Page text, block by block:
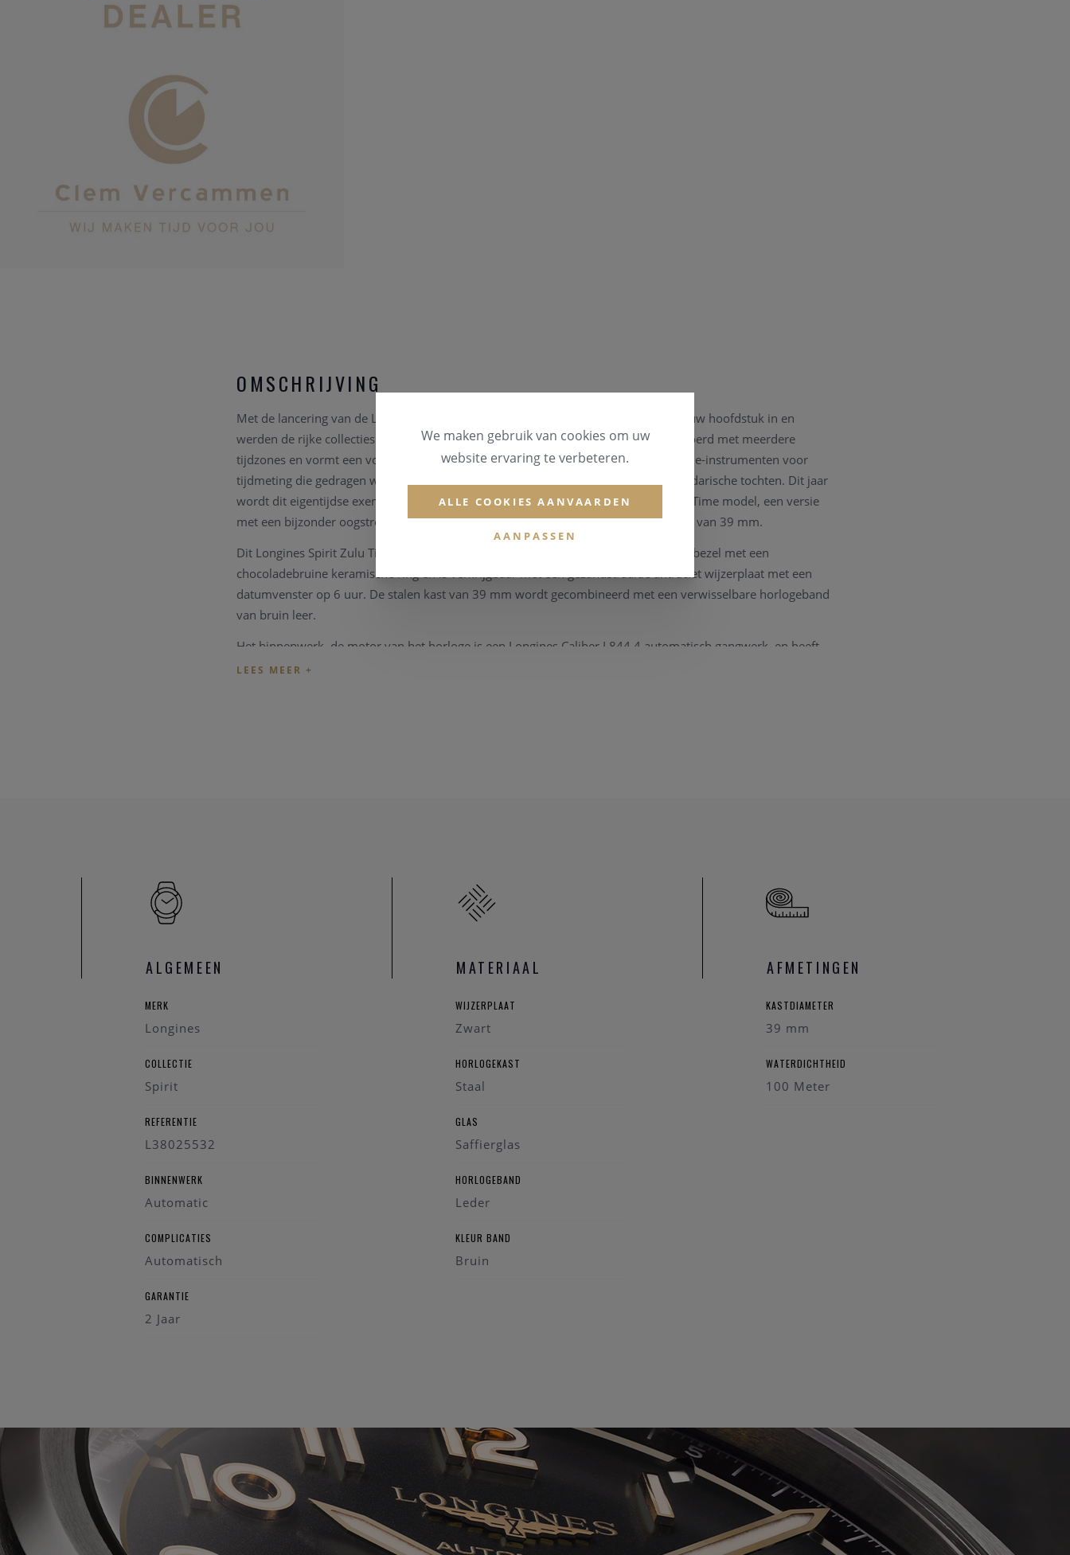
OMSCHRIJVING
Met de lancering van de Longines Spirit Zulu Time in 2022 luidde Longines een nieuw hoofdstuk in en
werden de rijke collecties van het merk nóg verder uitgebreid. Dit horloge is uitgevoerd met meerdere
tijdzones en vormt een voortzetting van Longines’ erfgoed op het gebied van precisie-instrumenten voor
tijdmeting die gedragen werden door ’s werelds grootste pioniers tijdens hun legendarische tochten. Dit jaar
wordt dit eigentijdse exemplaar aangevuld met een aangepast Longines Spirit Zulu Time model, een versie
met een bijzonder oogstrelend, ergonomisch vormgegeven en stijlvolle horlogekast van 39 mm.
Dit Longines Spirit Zulu Time L3.802.5.53.2 horloge, beschikt over een geelgouden bezel met een
chocoladebruine keramische ring en is verkrijgbaar met een gezandstraalde antraciet wijzerplaat met een
datumvenster op 6 uur. De stalen kast van 39 mm wordt gecombineerd met een verwisselbare horlogeband
van bruin leer.
Het binnenwerk, de motor van het horloge is een Longines Caliber L844.4 automatisch gangwerk, en heeft
een gemiddeld gangreserve van 72 uur.
ALGEMEEN
MERK
Longines
COLLECTIE
Spirit
REFERENTIE
L38025532
BINNENWERK
Automatic
COMPLICATIES
Automatisch
GARANTIE
2 Jaar
MATERIAAL
WIJZERPLAAT
Zwart
HORLOGEKAST
Staal
GLAS
Saffierglas
HORLOGEBAND
Leder
KLEUR BAND
Bruin
AFMETINGEN
KASTDIAMETER
39 mm
WATERDICHTHEID
100 Meter
We maken gebruik van cookies om uw
website ervaring te verbeteren.
ALLE COOKIES AANVAARDEN
AANPASSEN